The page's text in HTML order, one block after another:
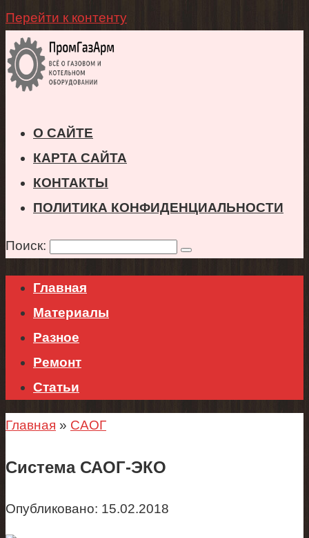
Перейти к контенту
О САЙТЕ
КАРТА САЙТА
КОНТАКТЫ
ПОЛИТИКА КОНФИДЕНЦИАЛЬНОСТИ
Поиск:
Главная
Материалы
Разное
Ремонт
Статьи
Главная » САОГ
Система САОГ-ЭКО
Опубликовано: 15.02.2018